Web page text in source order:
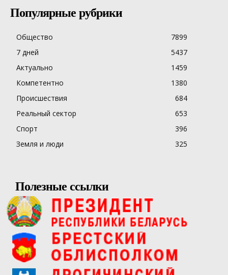
Популярные рубрики
Общество
7899
7 дней
5437
Актуально
1459
Компетентно
1380
Происшествия
684
Реальный сектор
653
Спорт
396
Земля и люди
325
Полезные ссылки